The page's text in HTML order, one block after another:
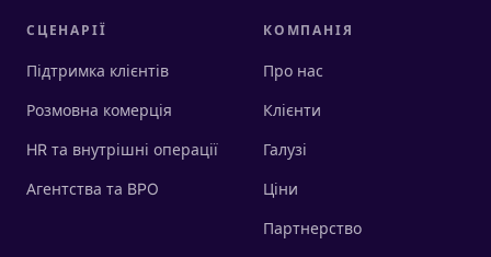
СЦЕНАРІЇ
Підтримка клієнтів
Розмовна комерція
HR та внутрішні операції
Агентства та BPO
КОМПАНІЯ
Про нас
Клієнти
Галузі
Ціни
Партнерство